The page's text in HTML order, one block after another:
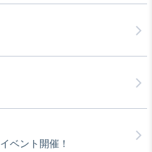
ベント開催！